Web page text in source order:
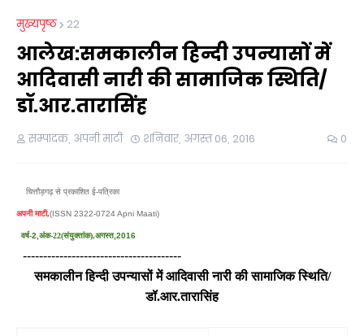
मुख्यपृष्ठ 22
आलेख:समकालीन हिन्दी उपन्यासों में
आदिवासी नारी की सामाजिक स्थिति/
डॉ.आर.तारासिंह
सम्पादक, अपनी माटी शनिवार, अगस्त 06, 2016 0
चित्तौड़गढ़ से प्रकाशित ई-पत्रिका
अपनी माटी,(ISSN 2322-0724 Apni Maati)
वर्ष-2, अंक-22(संयुक्तांक),अगस्त ,2016
---------------------------------------
समकालीन हिन्दी उपन्यासों में आदिवासी नारी की सामाजिक स्थिति/
डॉ.आर.तारासिंह